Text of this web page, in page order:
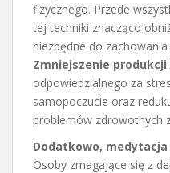
fizycznego. Przede
tej techniki znacząco
niezbędne do
Zmniejszenie
odpowiedzialnego za
samopoczucie oraz
problemów zdrowotnych
Dodatkowo,
Osoby zmagające się z